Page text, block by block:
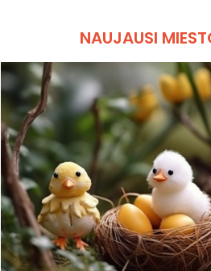
NAUJAUSI